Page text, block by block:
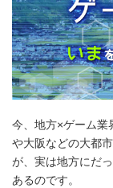
今、地方×ゲーム業
や大阪などの大都
が、実は地方にだ
あるのです。